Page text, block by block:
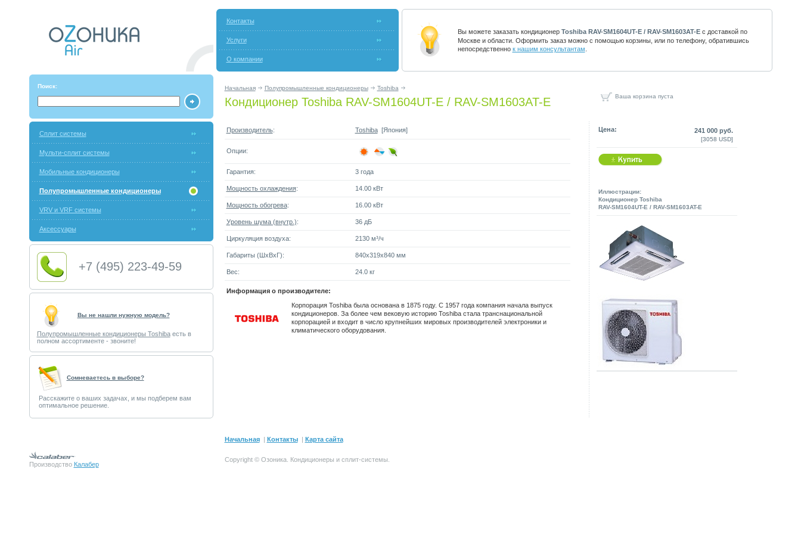
Контакты
Услуги
О компании
Вы можете заказать кондиционер Toshiba RAV-SM1604UT-E / RAV-SM1603AT-Eс доставкой по
Москве и области. Оформить заказ можно с помощью корзины, или по телефону, обратившись
непосредственно к нашим консультантам
Поиск: Начальная Полупромышленные кондиционеры Toshiba
Кондиционер Toshiba RAV-SM1604UT-E / RAV-SM1603AT-E Ваша корзина пуста
Сплит системы
Мульти-сплит системы
Мобильные кондиционеры
Полупромышленные кондиционеры
VRV и VRF системы
Аксессуары
+7 (495) 223-49-59
Вы не нашли нужную модель?
Полупромышленные кондиционеры Toshibaесть в
полном ассортименте - звоните!
Cомневаетесь в выборе?
Расскажите о ваших задачах, и мы подберем вам
оптимальное решение.
Производитель: Toshiba[Япония]
Опции:
Гарантия: 3 года
Мощность охлаждения: 14.00 кВт
Мощность обогрева: 16.00 кВт
Уровень шума (внутр.): 36 дБ
Циркуляция воздуха: 2130 м³/ч
Габариты (ШxВxГ): 840x319x840 мм
Вес: 24.0 кг
Информация о производителе:
Корпорация Toshiba была основана в 1875 году. C 1957 года компания начала выпуск
кондиционеров. За более чем вековую историю Toshiba стала транснациональной
корпорацией и входит в число крупнейших мировых производителей электроники и
климатического оборудования.
Цена: 241 000 руб.
[3058 USD]
Иллюстрации:
Кондиционер Toshiba
RAV-SM1604UT-E / RAV-SM1603AT-E
Начальная| Контакты| Карта сайта
Производство Калабер
Copyright © Озоника. Кондиционеры и сплит-системы